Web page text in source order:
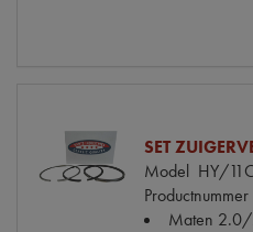
SET
Model HY/
Productnummer
Maten 2.0/